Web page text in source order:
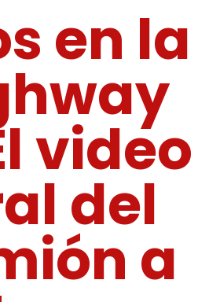
en la
video
del
a